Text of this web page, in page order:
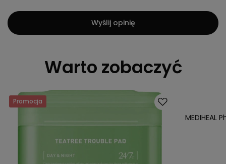
Wyślij opinię
Warto zobaczyć
Promocja
MEDIHEAL